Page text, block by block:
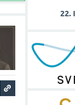
22.